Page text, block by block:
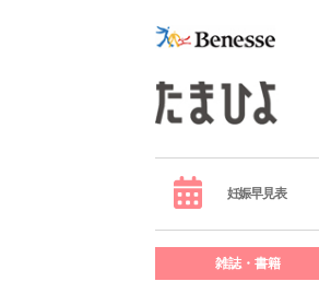
妊娠早見表
雑誌・書籍